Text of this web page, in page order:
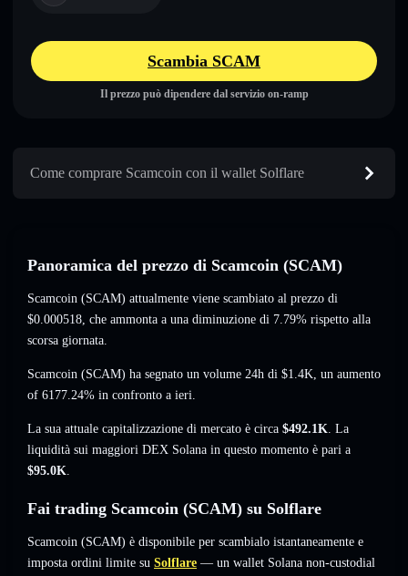
Scambia SCAM
Il prezzo può dipendere dal servizio on-ramp
Come comprare Scamcoin con il wallet Solflare
Panoramica del prezzo di Scamcoin (SCAM)
Scamcoin (SCAM) attualmente viene scambiato al prezzo di
$0.000518, che ammonta a una diminuzione di 7.79% rispetto alla
scorsa giornata.
Scamcoin (SCAM) ha segnato un volume 24h di $1.4K, un aumento
of 6177.24% in confronto a ieri.
La sua attuale capitalizzazione di mercato è circa $492.1K. La
liquidità sui maggiori DEX Solana in questo momento è pari a
$95.0K.
Fai trading Scamcoin (SCAM) su Solflare
Scamcoin (SCAM) è disponibile per scambialo istantaneamente e
imposta ordini limite su Solflare — un wallet Solana non-custodial